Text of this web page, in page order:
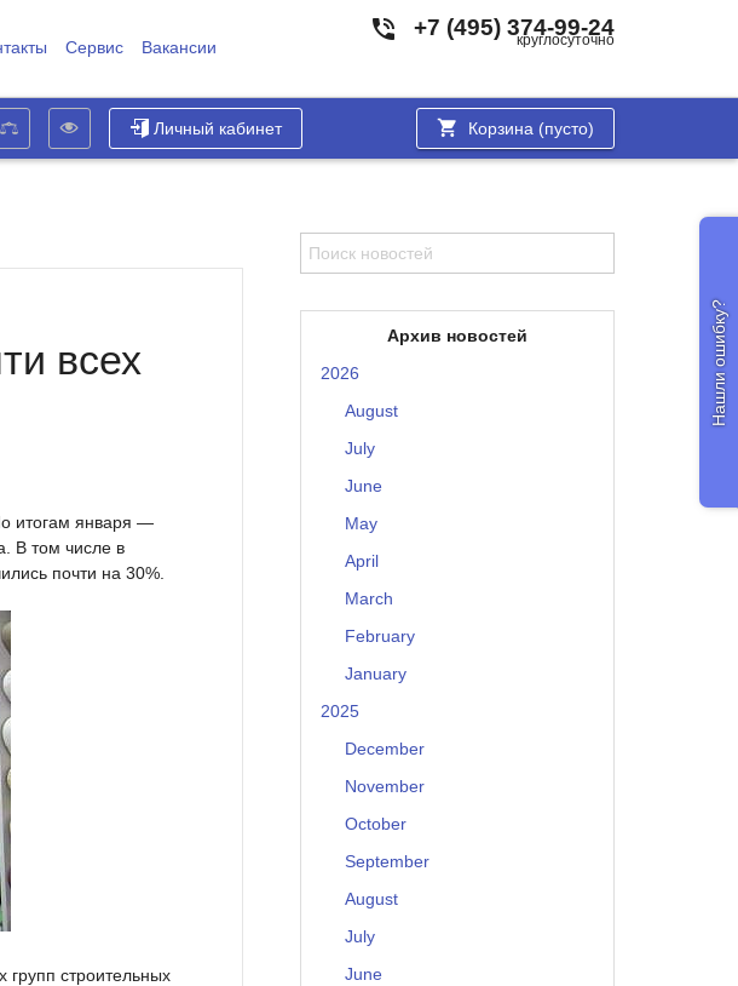
Сервис Вакансии
+7 (495) 374-99-24
круглосуточно
Личный кабинет Корзина (пусто)
всех
итогам января —
В том числе в
почти на 30%.
строительных
Архив новостей
2026
August
July
June
May
April
March
February
January
2025
December
November
October
September
August
July
June
Нашли ошибку?